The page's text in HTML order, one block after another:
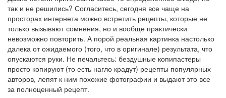
так и не решились? Согласитесь, сегодня все чаще на
просторах интернета можно встретить рецепты, которые не
только вызывают сомнения, но и вообще практически
невозможно повторить. А порой реальная картинка настолько
далека от ожидаемого (того, что в оригинале) результата, что
опускаются руки. Не печальтесь: бездушные копипастеры
просто копируют (то есть нагло крадут) рецепты популярных
авторов, лепят к ним похожие фотографии и выдают это все
за полноценный рецепт.